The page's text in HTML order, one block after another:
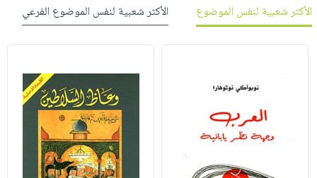
الأكثر شعبية لنفس الموضوع الأكثر شعبية لنفس الموضوع الفرعي